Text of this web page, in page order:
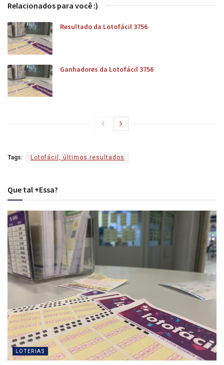
Relacionados para você :)
Resultado da Lotofácil 3756
Ganhadores da Lotofácil 3756
Tags: Lotofácil, últimos resultados
Que tal +Essa?
LOTERIAS